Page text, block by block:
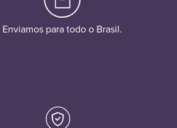
Enviamos para todo o Brasil.